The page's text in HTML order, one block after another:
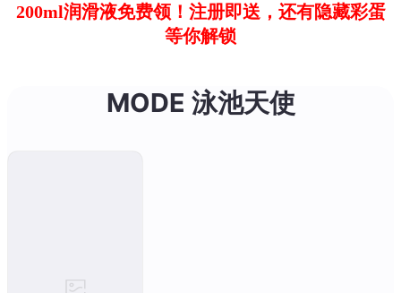
200ml润滑液免费领！注册即送，还有隐藏彩蛋
等你解锁
MODE 泳池天使